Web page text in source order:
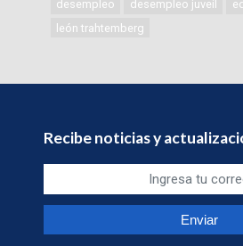
desempleo desempleo juveil
león trahtemberg
Recibe noticias y